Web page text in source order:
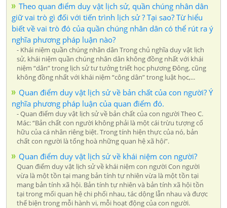
Theo quan điểm duy vật lịch sử, quần chúng nhân dân
giữ vai trò gì đối với tiến trình lịch sử ? Tại sao? Từ hiểu
biết về vai trò đó của quần chúng nhân dân có thể rút ra ý
nghĩa phương pháp luận nào?
- Khái niệm quần chúng nhân dân Trong chủ nghĩa duy vật lịch
sử, khái niệm quần chúng nhân dân không đồng nhất với khái
niệm “dân” trong lịch sử tư tưởng triết học phương Đông, cũng
không đồng nhất với khái niệm “công dân” trong luật học,...
Quan điểm duy vật lịch sử về bản chất của con người? Ý
nghĩa phương pháp luận của quan điểm đó.
- Quan điểm duy vật lịch sử về bản chất của con người Theo C.
Mác: “Bản chất con người không phải là một cái trừu tượng cố
hữu của cá nhân riêng biệt. Trong tính hiện thực của nó, bản
chất con người là tổng hoà những quan hệ xã hội”.
Quan điểm duy vật lịch sử về khái niệm con người?
Quan điểm duy vật lịch sử về khái niệm con người Con người
vừa là một tồn tại mang bản tính tự nhiên vừa là một tồn tại
mang bản tính xã hội. Bản tính tự nhiên và bản tính xã hội tồn
tại trong mối quan hệ chi phối nhau, tác dộng lẫn nhau và được
thể biện trong mỗi hành vi, mỗi hoạt động của con người.